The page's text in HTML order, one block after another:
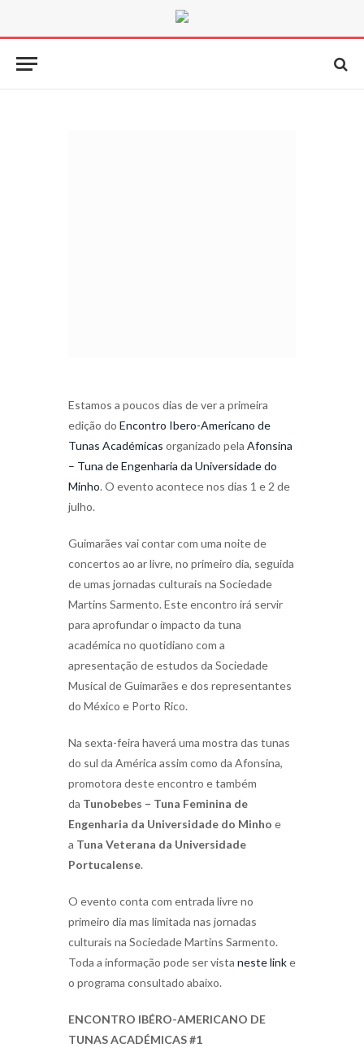
Estamos a poucos dias de ver a primeira
edição do Encontro Ibero-Americano de
Tunas Académicas organizado pela Afonsina
– Tuna de Engenharia da Universidade do
Minho. O evento acontece nos dias 1 e 2 de
julho.
Guimarães vai contar com uma noite de
concertos ao ar livre, no primeiro dia, seguida
de umas jornadas culturais na Sociedade
Martins Sarmento. Este encontro irá servir
para aprofundar o impacto da tuna
académica no quotidiano com a
apresentação de estudos da Sociedade
Musical de Guimarães e dos representantes
do México e Porto Rico.
Na sexta-feira haverá uma mostra das tunas
do sul da América assim como da Afonsina,
promotora deste encontro e também
da Tunobebes – Tuna Feminina de
Engenharia da Universidade do Minho e
a Tuna Veterana da Universidade
Portucalense.
O evento conta com entrada livre no
primeiro dia mas limitada nas jornadas
culturais na Sociedade Martins Sarmento.
Toda a informação pode ser vista neste linke
o programa consultado abaixo.
ENCONTRO IBÉRO-AMERICANO DE
TUNAS ACADÉMICAS #1